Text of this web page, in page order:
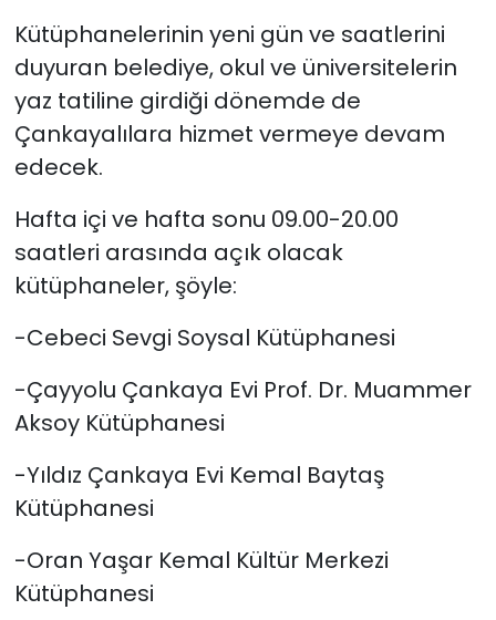
Kütüphanelerinin yeni gün ve saatlerini
duyuran belediye, okul ve üniversitelerin
yaz tatiline girdiği dönemde de
Çankayalılara hizmet vermeye devam
edecek.
Hafta içi ve hafta sonu 09.00-20.00
saatleri arasında açık olacak
kütüphaneler, şöyle:
-Cebeci Sevgi Soysal Kütüphanesi
-Çayyolu Çankaya Evi Prof. Dr. Muammer
Aksoy Kütüphanesi
-Yıldız Çankaya Evi Kemal Baytaş
Kütüphanesi
-Oran Yaşar Kemal Kültür Merkezi
Kütüphanesi